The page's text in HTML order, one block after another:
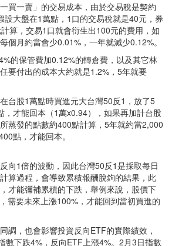
買一賣」的交易成本，由於交易稅是契約
設大盤在1萬點，1口的交易稅就是40元，券
算，交易1口就會衍生出100元的費用，如
個月約當會少0.01%，一年就減少0.12%。
的保管費加0.12%的轉倉費，以及其它林
要付出的成本大約就是1.2%，5年就要
台股1萬點時買進元大台灣50反1，放了5
，才能回本（1萬x0.94），如果再加計台股
蒸發的點數約400點計算，5年就約當2,000
點，才能回本。
向1倍的波動，因此台灣50反1是採取每日
算過程，會導致累積報酬脫鉤的結果，此
才能彌補累積的下跌，舉例來說，股價下
需要未來上漲100%，才能回到當初買進的
調，也會影響投資反向ETF的實際績效，
數下跌4%，反向ETF上漲4%。2月3日指數